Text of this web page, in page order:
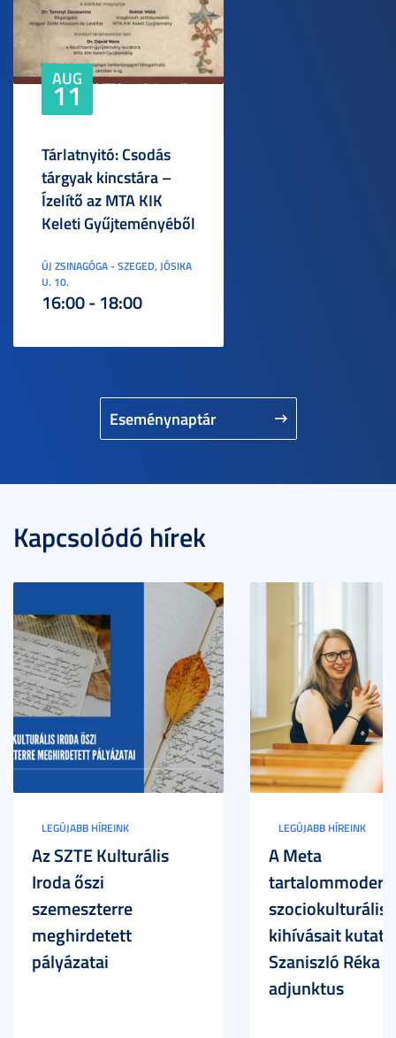
Eseménynaptár
AUG
11
Tárlatnyitó: Csodás
tárgyak kincstára –
Ízelítő az MTA KIK
Keleti Gyűjteményéből
ÚJ ZSINAGÓGA - SZEGED, JÓSIKA
U. 10.
16:00 - 18:00
Kapcsolódó hírek
LEGÚJABB HÍREINK
Az SZTE Kulturális
Iroda őszi
szemeszterre
meghirdetett
pályázatai
LEGÚJABB HÍREINK
A Meta
szociokulturális
kihívásait
Szaniszló Réka
adjunktus